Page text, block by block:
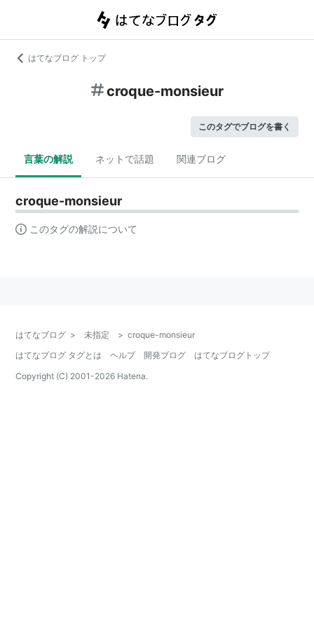
はてなブログ トップ
croque-monsieur
このタグでブログを書く
言葉の解説 ネットで話題 関連ブログ
croque-monsieur
このタグの解説について
はてなブログ > 未指定 > croque-monsieur
はてなブログ タグとは
ヘルプ 開発ブログ
はてなブログトップ
Copyright (C) 2001-2026 Hatena.